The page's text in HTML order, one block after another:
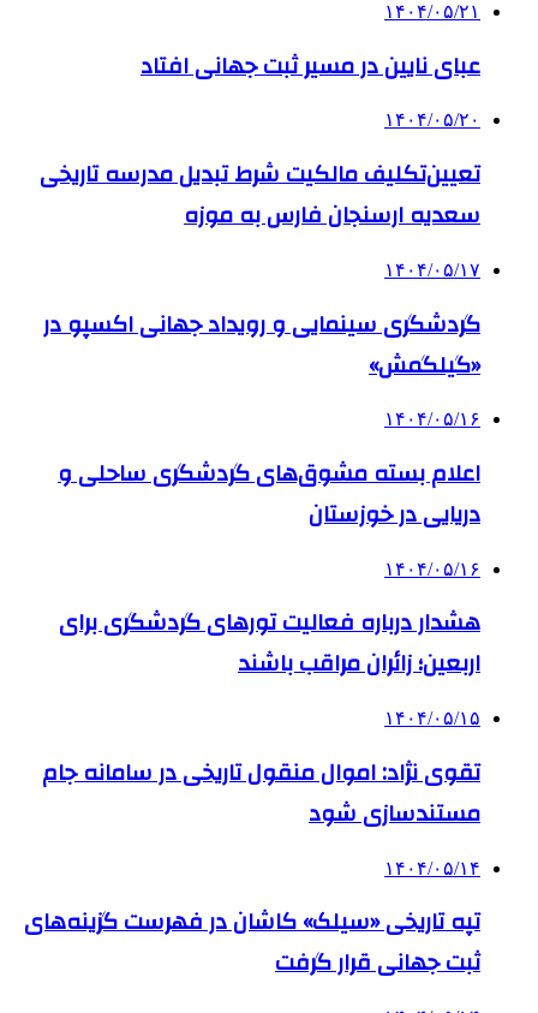
۱۴۰۴/۰۵/۲۱
عبای نایین در مسیر ثبت جهانی افتاد
۱۴۰۴/۰۵/۲۰
تعیین‌تکلیف مالکیت شرط تبدیل مدرسه تاریخی
سعدیه ارسنجان فارس به موزه
۱۴۰۴/۰۵/۱۷
گردشگری سینمایی و رویداد جهانی اکسپو در
«گیلگمش»
۱۴۰۴/۰۵/۱۶
اعلام بسته مشوق‌های گردشگری ساحلی و
دریایی در خوزستان
۱۴۰۴/۰۵/۱۶
هشدار درباره فعالیت تورهای گردشگری برای
اربعین؛ زائران مراقب باشند
۱۴۰۴/۰۵/۱۵
تقوی نژاد: اموال منقول تاریخی در سامانه جام
مستندسازی شود
۱۴۰۴/۰۵/۱۴
تپه تاریخی «سیلک» کاشان در فهرست گزینه‌های
ثبت جهانی قرار گرفت